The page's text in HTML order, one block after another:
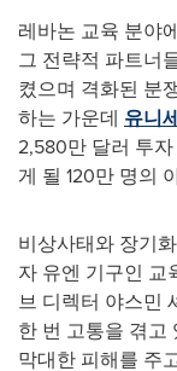
레바논 교육 분야
그 전략적 파트너
켰으며 격화된 분
하는 가운데 유니
2,580만 달러 투
게 될 120만 명의
비상사태와 장기
자 유엔 기구인 교
브 디렉터 야스민
한 번 고통을 겪고
막대한 피해를 주